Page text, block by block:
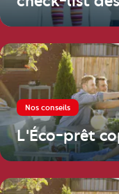
Nos conseils
L'Éco-prêt